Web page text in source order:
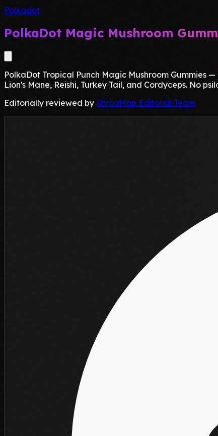
Polkadot
PolkaDot Magic Mushroom
PolkaDot Tropical Punch Magic Mushroom Gummies
Lion's Mane, Reishi, Turkey Tail, and Cordyceps. No
Editorially reviewed by ShrooMap Editorial Team